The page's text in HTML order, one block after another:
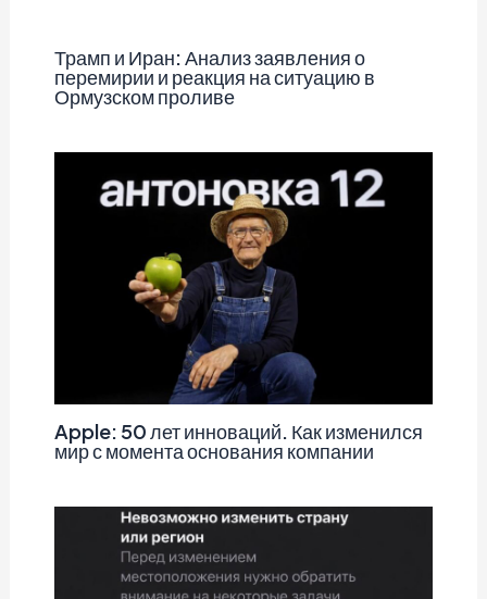
Трамп и Иран: Анализ заявления о
перемирии и реакция на ситуацию в
Ормузском проливе
Apple: 50 лет инноваций. Как изменился
мир с момента основания компании